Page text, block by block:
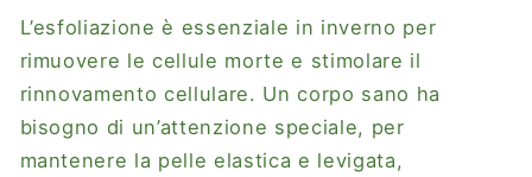
L’esfoliazione è essenziale in inverno per
rimuovere le cellule morte e stimolare il
rinnovamento cellulare. Un corpo sano ha
bisogno di un’attenzione speciale, per
mantenere la pelle elastica e levigata,